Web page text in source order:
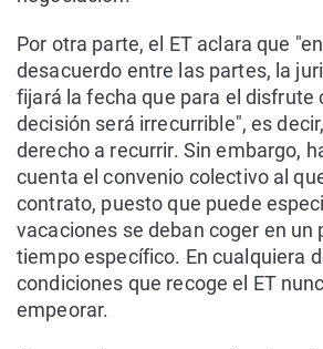
Por otra parte, el ET aclara que
desacuerdo entre las partes, la
fijará la fecha que para el disfrute
decisión será irrecurrible", es
derecho a recurrir. Sin embargo,
cuenta el convenio colectivo al
contrato, puesto que puede
vacaciones se deban coger en un
tiempo específico. En cualquiera
condiciones que recoge el ET
empeorar.